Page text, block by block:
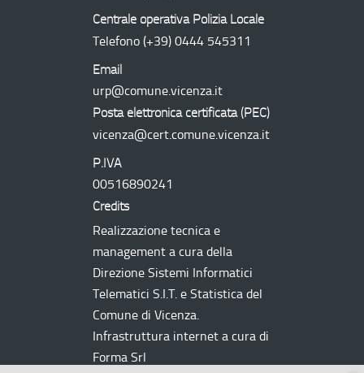
Centrale operativa Polizia Locale
Telefono (+39) 0444 545311
Email
urp@comune.vicenza.it
Posta elettronica certificata (PEC)
vicenza@cert.comune.vicenza.it
P.IVA
00516890241
Credits
Realizzazione tecnica e
management a cura della
Direzione Sistemi Informatici
Telematici S.I.T. e Statistica del
Comune di Vicenza.
Infrastruttura internet a cura di
Forma Srl